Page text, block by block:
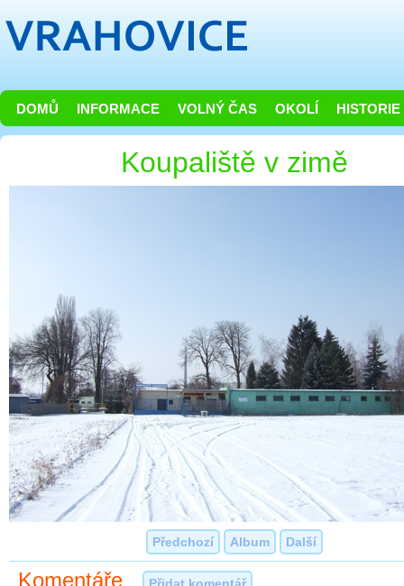
DOMŮ INFORMACE VOLNÝ ČAS OKOLÍ HISTORIE
Koupaliště v zimě
Předchozí Album Další
Komentáře